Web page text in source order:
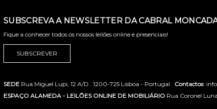
SUBSCREVA A NEWSLETTER DA CABRAL
Fique a conhecer todos os nossos leilões online e presenciais!
SUBSCREVER
SEDE Rua Miguel Lupi, 12 A/D . 1200-725 Lisboa - Portugal . Contactos:
ESPAÇO ALAMEDA - LEILÕES ONLINE DE MOBILIÁRIO Rua Coronel